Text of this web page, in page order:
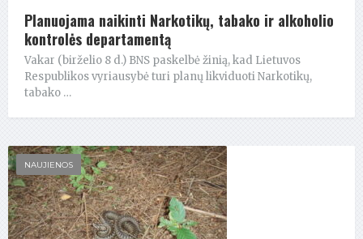
Planuojama naikinti Narkotikų, tabako ir alkoholio
kontrolės departamentą
Vakar (birželio 8 d.) BNS paskelbė žinią, kad Lietuvos
Respublikos vyriausybė turi planų likviduoti Narkotikų,
tabako …
NAUJIENOS